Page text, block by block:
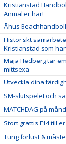
Kristianstad
Anmäl er här!
Åhus Beachhandboll
Historiskt
Kristianstad som
Maja Hedberg tar
mittsexa
Utveckla dina
SM-slutspelet och
MATCHDAG på
Stort grattis F14 till
Tung förlust &